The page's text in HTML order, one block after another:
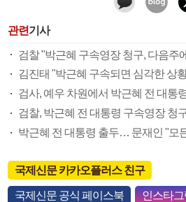
관련기사
검찰 "박근혜 구속영장 청구, 다음주
김진태 "박근혜 구속되면 심각한 상
검사, 예우 차원에서 박근혜 전 대통
검찰, 박근혜 전 대통령 구속영장 청
국제신문 카카오플러스 친구
국제신문 공식 페이스북 인스타그